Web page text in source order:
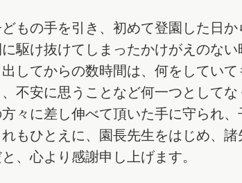
もの手を引き、初めて登園した日
駆け抜けてしまったかけがえのな
してからの数時間は、何をしてい
不安に思うことなど何一つとして
々に差し伸べて頂いた手に守られ
もひとえに、園長先生をはじめ、
、心より感謝申し上げます。